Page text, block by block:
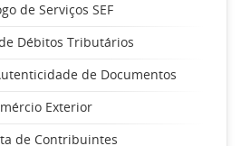
de Serviços SEF
Débitos Tributários
de Documentos
Exterior
de Contribuintes